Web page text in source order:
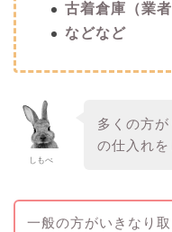
古着倉庫（業
などなど
しもべ
多くの方
の仕入れを
一般の方がいきなり